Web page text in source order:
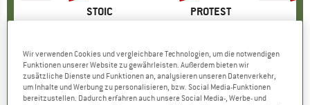
Preis
€
)
MARKE
STOIC
Preis
9,95 € reduzierter Preis
ab4,28 €
5,0(2)
MARKE
PROTEST
Preis
39,95 € reduzierter Preis
23,97 €
4,9(23)
Wir verwenden Cookies und vergleichbare Technologien, um die notwendigen
Funktionen unserer Website zu gewährleisten. Außerdem bieten wir
zusätzliche Dienste und Funktionen an, analysieren unseren Datenverkehr,
um Inhalte und Werbung zu personalisieren, bzw. Social Media-Funktionen
bereitzustellen. Dadurch erfahren auch unsere Social Media-, Werbe- und